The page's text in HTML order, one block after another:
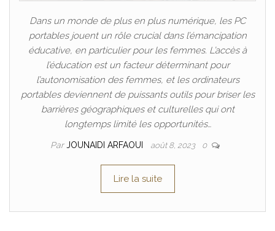
Dans un monde de plus en plus numérique, les PC
portables jouent un rôle crucial dans l’émancipation
éducative, en particulier pour les femmes. L’accès à
l’éducation est un facteur déterminant pour
l’autonomisation des femmes, et les ordinateurs
portables deviennent de puissants outils pour briser les
barrières géographiques et culturelles qui ont
longtemps limité les opportunités…
ParJOUNAIDI ARFAOUI août 8, 2023 0
Lire la suite